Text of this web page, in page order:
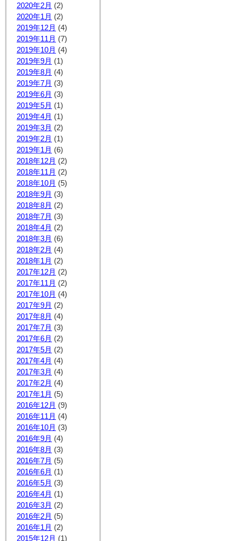
2020年2月 (2)
2020年1月 (2)
2019年12月 (4)
2019年11月 (7)
2019年10月 (4)
2019年9月 (1)
2019年8月 (4)
2019年7月 (3)
2019年6月 (3)
2019年5月 (1)
2019年4月 (1)
2019年3月 (2)
2019年2月 (1)
2019年1月 (6)
2018年12月 (2)
2018年11月 (2)
2018年10月 (5)
2018年9月 (3)
2018年8月 (2)
2018年7月 (3)
2018年4月 (2)
2018年3月 (6)
2018年2月 (4)
2018年1月 (2)
2017年12月 (2)
2017年11月 (2)
2017年10月 (4)
2017年9月 (2)
2017年8月 (4)
2017年7月 (3)
2017年6月 (2)
2017年5月 (2)
2017年4月 (4)
2017年3月 (4)
2017年2月 (4)
2017年1月 (5)
2016年12月 (9)
2016年11月 (4)
2016年10月 (3)
2016年9月 (4)
2016年8月 (3)
2016年7月 (5)
2016年6月 (1)
2016年5月 (3)
2016年4月 (1)
2016年3月 (2)
2016年2月 (5)
2016年1月 (2)
2015年12月 (1)